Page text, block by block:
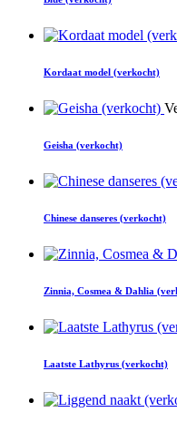
Kordaat model (verkocht)
Geisha (verkocht)
Chinese danseres (verkocht)
Zinnia, Cosmea & Dahlia
Laatste Lathyrus (verkocht)